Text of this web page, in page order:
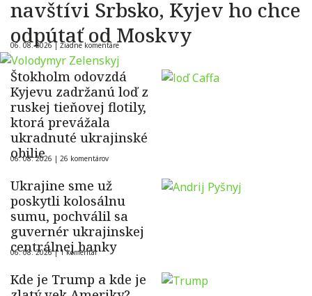
navštívi Srbsko, Kyjev ho chce
odpútať od Moskvy
06. 08. 2026 | Žiadne komentáre
Štokholm odovzdá
Kyjevu zadržanú loď z
ruskej tieňovej flotily,
ktorá prevážala
ukradnuté ukrajinské
obilie
06. 08. 2026 | 26 komentárov
Ukrajine sme už
poskytli kolosálnu
sumu, pochválil sa
guvernér ukrajinskej
centrálnej banky
06. 08. 2026 |1 komentár
Kde je Trump a kde je